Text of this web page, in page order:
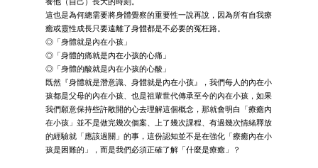
這也是為何總需要將身體覺察的重要性一說再說，因為所有自我療
癒或靈性成長只要遠離了身體都是不必要的冤枉路。
◎「身體就是內在小孩」
◎「身體的痛就是內在小孩的心痛」
◎「身體的酸就是內在小孩的心酸」
既然『身體就是潛意識、身體就是內在小孩』，我們每人的內在小
孩都是父母的內在小孩、也是祖輩世代傳承至今的內在小孩，如果
我們願意保持些許敞開的心去理解這個概念，那就會明白「療癒內
在小孩」並不是做完幾次個案、上了幾次課程、有過幾次情緒釋放
的經驗就「應該過關」的事，這份認知並不是在強化「療癒內在小
孩是困難的」，而是我們必須正確了解「什麼是療癒」？